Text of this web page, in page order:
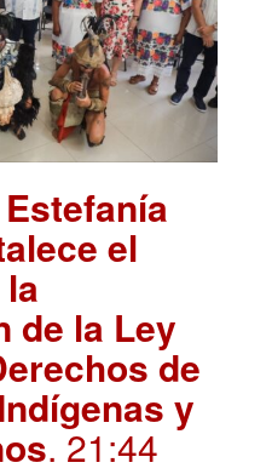
el
de la Ley
de
y
. 21:44